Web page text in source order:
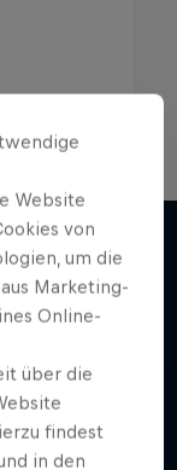
Website
von
um die
Marketing-
Online-
über die
findest
in den